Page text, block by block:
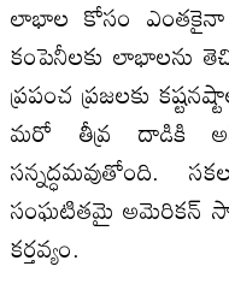
లాభాల కోసం ఎంతకైనా
కంపెనీలకు లాభాలను
ప్రపంచ ప్రజలకు
మరో తీవ్ర దాడికి
సన్నద్ధమవుతోంది.
సంఘటితమై అమెరికన్
కర్తవ్యం.